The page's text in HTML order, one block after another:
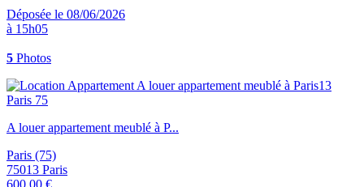
Déposée le 08/06/2026
à 15h05
5 Photos
A louer appartement meublé à P...
Paris (75)
75013 Paris
600,00 €